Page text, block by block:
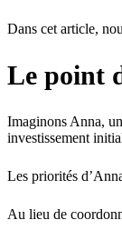
Dans cet article,
Le point
Imaginons Anna,
investissement
Les priorités
Au lieu de